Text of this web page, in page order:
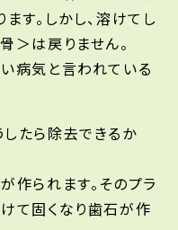
す。しかし、溶けてし
＞は戻りません。
病気と言われている
たら除去できるか
作られます。そのプラ
て固くなり歯石が作